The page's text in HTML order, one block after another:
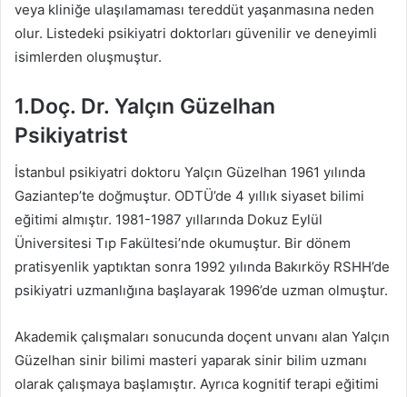
veya kliniğe ulaşılamaması tereddüt yaşanmasına neden
olur. Listedeki psikiyatri doktorları güvenilir ve deneyimli
isimlerden oluşmuştur.
1.Doç. Dr. Yalçın Güzelhan
Psikiyatrist
İstanbul psikiyatri doktoru Yalçın Güzelhan 1961 yılında
Gaziantep’te doğmuştur. ODTÜ’de 4 yıllık siyaset bilimi
eğitimi almıştır. 1981-1987 yıllarında Dokuz Eylül
Üniversitesi Tıp Fakültesi’nde okumuştur. Bir dönem
pratisyenlik yaptıktan sonra 1992 yılında Bakırköy RSHH’de
psikiyatri uzmanlığına başlayarak 1996’de uzman olmuştur.
Akademik çalışmaları sonucunda doçent unvanı alan Yalçın
Güzelhan sinir bilimi masteri yaparak sinir bilim uzmanı
olarak çalışmaya başlamıştır. Ayrıca kognitif terapi eğitimi